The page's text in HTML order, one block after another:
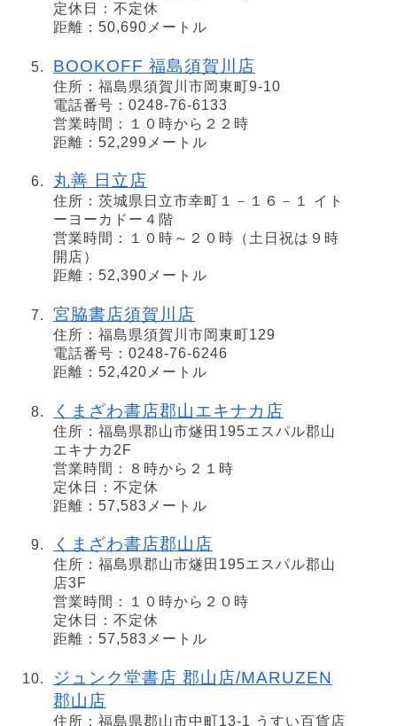
定休日：不定休
距離：50,690メートル
BOOKOFF 福島須賀川店
住所：福島県須賀川市岡東町9-10
電話番号：0248-76-6133
営業時間：１０時から２２時
距離：52,299メートル
丸善 日立店
住所：茨城県日立市幸町１－１６－１ イト
ーヨーカドー４階
営業時間：１０時～２０時（土日祝は９時
開店）
距離：52,390メートル
宮脇書店須賀川店
住所：福島県須賀川市岡東町129
電話番号：0248-76-6246
距離：52,420メートル
くまざわ書店郡山エキナカ店
住所：福島県郡山市燧田195エスパル郡山
エキナカ2F
営業時間：８時から２１時
定休日：不定休
距離：57,583メートル
くまざわ書店郡山店
住所：福島県郡山市燧田195エスパル郡山
店3F
営業時間：１０時から２０時
定休日：不定休
距離：57,583メートル
ジュンク堂書店 郡山店/MARUZEN
郡山店
住所：福島県郡山市中町13-1 うすい百貨店